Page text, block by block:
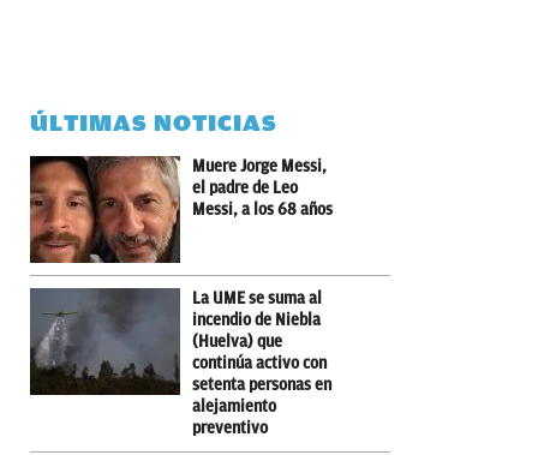
ÚLTIMAS NOTICIAS
Muere Jorge Messi,
el padre de Leo
Messi, a los 68 años
La UME se suma al
incendio de Niebla
(Huelva) que
continúa activo con
setenta personas en
alejamiento
preventivo